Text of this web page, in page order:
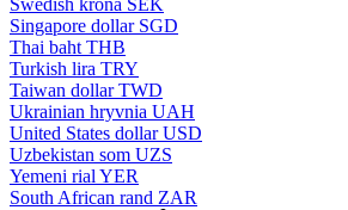
Swedish krona SEK
Singapore dollar SGD
Thai baht THB
Turkish lira TRY
Taiwan dollar TWD
Ukrainian hryvnia UAH
United States dollar USD
Uzbekistan som UZS
Yemeni rial YER
South African rand ZAR